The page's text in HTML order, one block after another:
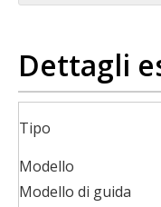
Dettagli
Tipo
Modello
Modello di guida